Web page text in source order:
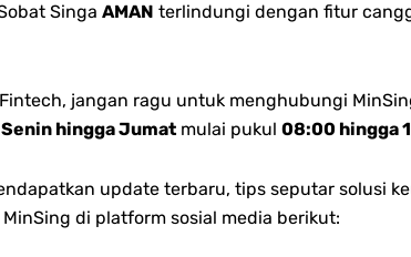
Singa AMAN terlindungi dengan fitur
jangan ragu untuk menghubungi
Senin hingga Jumat mulai pukul 08:00 hingga
update terbaru, tips seputar solusi
di platform sosial media berikut: